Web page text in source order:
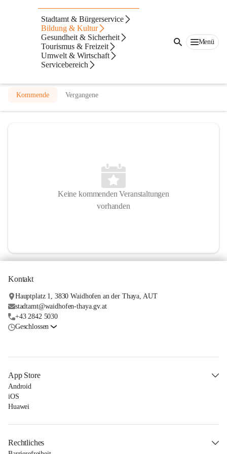
Stadtamt & Bürgerservice
Bildung & Kultur
Gesundheit & Sicherheit
Tourismus & Freizeit
Umwelt & Wirtschaft
Servicebereich
Menü
Stadtbücherei Waidhofen
@stadtbucherei-waidhofen
Bibliothek
In CITIES öffnen
Kommende Vergangene
Keine kommenden Veranstaltungen
vorhanden
Kontakt
Hauptplatz 1, 3830 Waidhofen an der Thaya, AUT
stadtamt@waidhofen-thaya.gv.at
+43 2842 5030
Geschlossen
App Store
Android
iOS
Huawei
Rechtliches